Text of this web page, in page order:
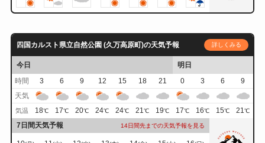
四国カルスト県立自然公園 (久万高原町)の天気予報 詳しくみる
今日
明日
時間
3 6 9 12 15 18 21 0 3 6
9
天気
気温 18℃ 17℃ 20℃ 24℃ 24℃ 21℃ 19℃ 17℃ 16℃ 15℃ 21℃
7日間天気予報 14日間先までの天気予報を見る